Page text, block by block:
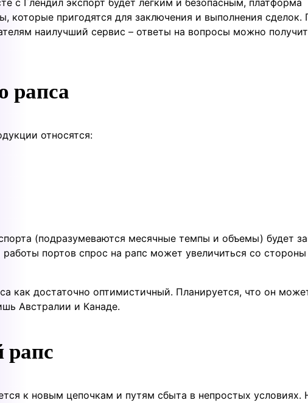
с Глендил экспорт будет легким и безопасным, платформа
которые пригодятся для заключения и выполнения сделок.
наилучший сервис – ответы на вопросы можно
рапса
относятся:
(подразумеваются месячные темпы и объемы) будет
портов спрос на рапс может увеличиться со стороны
как достаточно оптимистичный. Планируется, что он
Австралии и Канаде.
к новым цепочкам и путям сбыта в непростых условиях.